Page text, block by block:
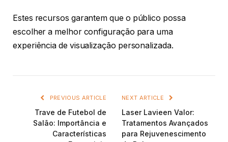
Estes recursos garantem que o público possa
escolher a melhor configuração para uma
experiência de visualização personalizada.
PREVIOUS ARTICLE
Trave de Futebol de
Salão: Importância e
Características
NEXT ARTICLE
Laser Lavieen Valor:
Tratamentos Avançados
para Rejuvenescimento